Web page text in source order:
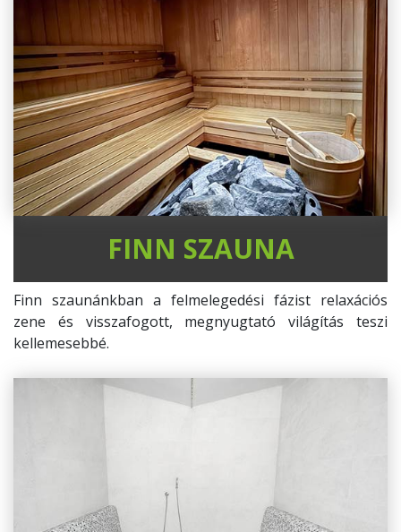
FINN SZAUNA
Finn szaunánkban a felmelegedési fázist relaxációs
zene és visszafogott, megnyugtató világítás teszi
kellemesebbé.